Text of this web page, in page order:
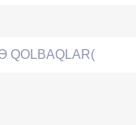
QOLBAQLAR(